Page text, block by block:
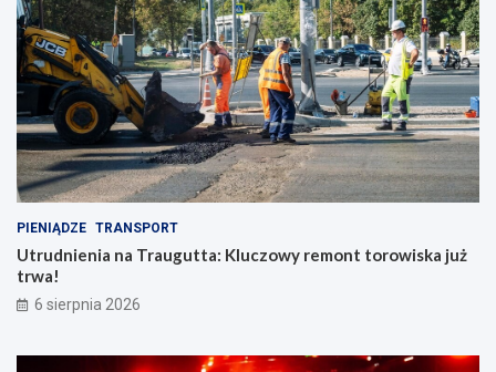
PIENIĄDZE TRANSPORT
Utrudnienia na Traugutta: Kluczowy remont torowiska już
trwa!
6 sierpnia 2026